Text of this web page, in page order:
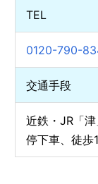
TEL
0120-790-
交通手段
近鉄・JR「
停下車、徒歩